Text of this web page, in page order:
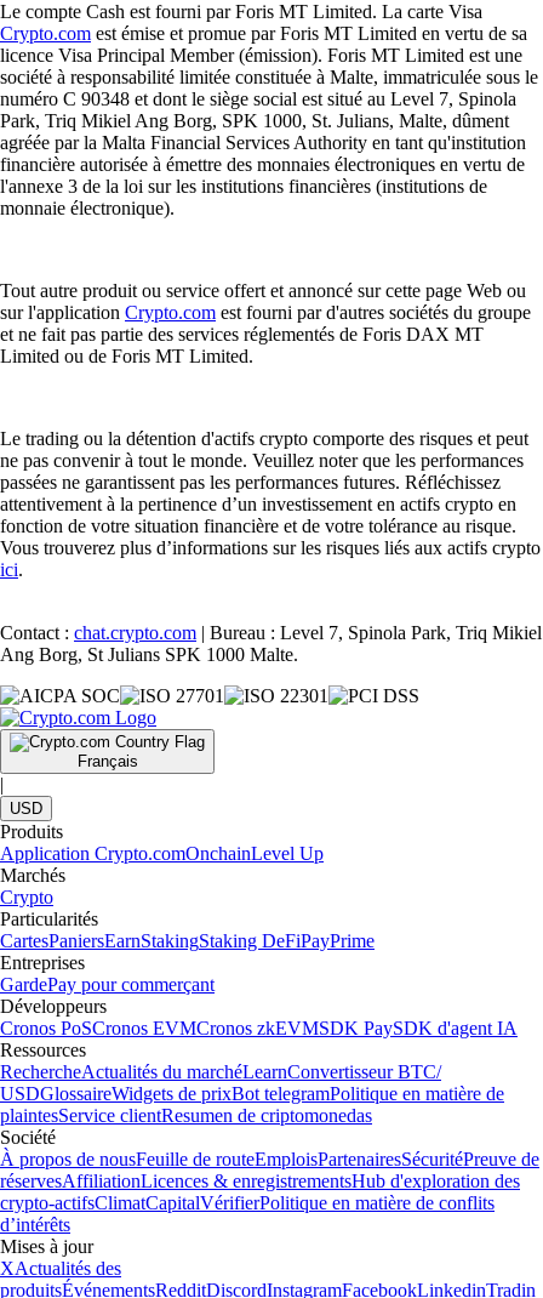
Le compte Cash est fourni par Foris MT Limited. La carte Visa
Crypto.com est émise et promue par Foris MT Limited en vertu de sa
licence Visa Principal Member (émission). Foris MT Limited est une
société à responsabilité limitée constituée à Malte, immatriculée sous le
numéro C 90348 et dont le siège social est situé au Level 7, Spinola
Park, Triq Mikiel Ang Borg, SPK 1000, St. Julians, Malte, dûment
agréée par la Malta Financial Services Authority en tant qu'institution
financière autorisée à émettre des monnaies électroniques en vertu de
l'annexe 3 de la loi sur les institutions financières (institutions de
monnaie électronique).
Tout autre produit ou service offert et annoncé sur cette page Web ou
sur l'application Crypto.com est fourni par d'autres sociétés du groupe
et ne fait pas partie des services réglementés de Foris DAX MT
Limited ou de Foris MT Limited.
Le trading ou la détention d'actifs crypto comporte des risques et peut
ne pas convenir à tout le monde. Veuillez noter que les performances
passées ne garantissent pas les performances futures. Réfléchissez
attentivement à la pertinence d’un investissement en actifs crypto en
fonction de votre situation financière et de votre tolérance au risque.
Vous trouverez plus d’informations sur les risques liés aux actifs crypto
ici.
Contact : chat.crypto.com | Bureau : Level 7, Spinola Park, Triq Mikiel
Ang Borg, St Julians SPK 1000 Malte.
Français
|
USD
Produits
Application Crypto.comOnchainLevel Up
Marchés
Crypto
Particularités
CartesPaniersEarnStakingStaking DeFiPayPrime
Entreprises
GardePay pour commerçant
Développeurs
Cronos PoSCronos EVMCronos zkEVMSDK PaySDK d'agent IA
Ressources
RechercheActualités du marchéLearnConvertisseur BTC/
USDGlossaireWidgets de prixBot telegramPolitique en matière de
plaintesService clientResumen de criptomonedas
Société
À propos de nousFeuille de routeEmploisPartenairesSécuritéPreuve de
réservesAffiliationLicences & enregistrementsHub d'exploration des
crypto-actifsClimatCapitalVérifierPolitique en matière de conflits
d’intérêts
Mises à jour
XActualités des
produitsÉvénementsRedditDiscordInstagramFacebookLinkedinTradin